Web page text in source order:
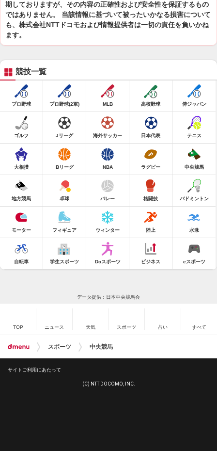
期しておりますが、その内容の正確性および安全性を保証するもの
ではありません。 当該情報に基づいて被ったいかなる損害について
も、株式会社NTTドコモおよび情報提供者は一切の責任を負いかね
ます。
競技一覧
プロ野球 プロ野球(2軍) MLB 高校野球 侍ジャパン
ゴルフ Jリーグ 海外サッカー 日本代表 テニス
大相撲 Bリーグ NBA ラグビー 中央競馬
地方競馬 卓球 バレー 格闘技 バドミントン
モーター フィギュア ウィンター 陸上 水泳
自転車 学生スポーツ Doスポーツ ビジネス eスポーツ
データ提供：日本中央競馬会
TOP ニュース 天気 スポーツ 占い すべて
スポーツ 中央競馬
サイトご利用にあたって
(C) NTT DOCOMO, INC.